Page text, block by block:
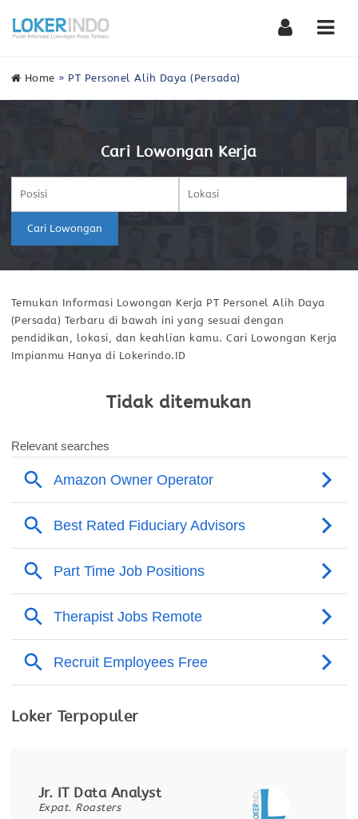
Home » PT Personel Alih Daya (Persada)
Cari Lowongan Kerja
Cari Lowongan
Temukan Informasi Lowongan Kerja PT Personel Alih Daya
(Persada) Terbaru di bawah ini yang sesuai dengan
pendidikan, lokasi, dan keahlian kamu. Cari Lowongan Kerja
Impianmu Hanya di Lokerindo.ID
Tidak ditemukan
Loker Terpopuler
Jr. IT Data Analyst
Expat. Roasters